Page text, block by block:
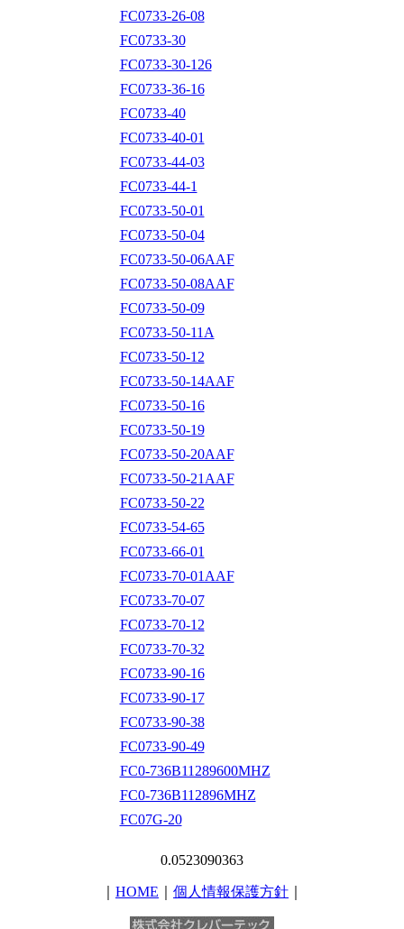
FC0733-26-08
FC0733-30
FC0733-30-126
FC0733-36-16
FC0733-40
FC0733-40-01
FC0733-44-03
FC0733-44-1
FC0733-50-01
FC0733-50-04
FC0733-50-06AAF
FC0733-50-08AAF
FC0733-50-09
FC0733-50-11A
FC0733-50-12
FC0733-50-14AAF
FC0733-50-16
FC0733-50-19
FC0733-50-20AAF
FC0733-50-21AAF
FC0733-50-22
FC0733-54-65
FC0733-66-01
FC0733-70-01AAF
FC0733-70-07
FC0733-70-12
FC0733-70-32
FC0733-90-16
FC0733-90-17
FC0733-90-38
FC0733-90-49
FC0-736B11289600MHZ
FC0-736B112896MHZ
FC07G-20
0.0523090363
HOME 個人情報保護方針